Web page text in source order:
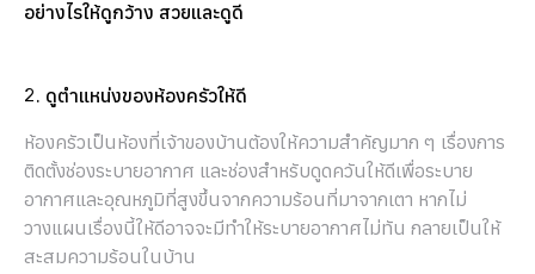
อย่างไรให้ดูกว้าง สวยและดูดี
2. ดูตำแหน่งของห้องครัวให้ดี
ห้องครัวเป็นห้องที่เจ้าของบ้านต้องให้ความสำคัญมาก ๆ เรื่องการ
ติดตั้งช่องระบายอากาศ และช่องสำหรับดูดควันให้ดีเพื่อระบาย
อากาศและอุณหภูมิที่สูงขึ้นจากความร้อนที่มาจากเตา หากไม่
วางแผนเรื่องนี้ให้ดีอาจจะมีทำให้ระบายอากาศไม่ทัน กลายเป็นให้
สะสมความร้อนในบ้าน